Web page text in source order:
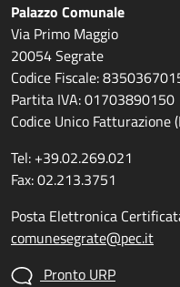
Palazzo Comunale
Via Primo Maggio
20054 Segrate
Codice Fiscale:
Partita IVA: 01703890150
Codice Unico Fatturazione
Tel: +39.02.269.021
Fax: 02.213.3751
Posta Elettronica
comunesegrate@pec.it
Pronto URP